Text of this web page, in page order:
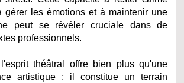
gérer les émotions et à maintenir une
peut se révéler cruciale dans de
professionnels.
théâtral offre bien plus qu'une
artistique ; il constitue un terrain